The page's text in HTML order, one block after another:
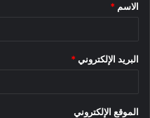
*
الاسم *
البريد الإلكتروني *
الموقع الإلكتروني